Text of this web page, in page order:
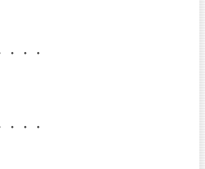
・・・
・・・